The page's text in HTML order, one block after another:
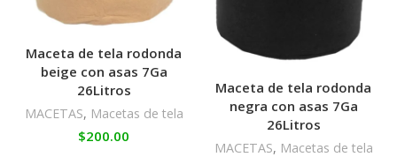
Maceta de tela rodonda
beige con asas 7Ga
26Litros
MACETAS, Macetas de tela
$200.00
Maceta de tela rodonda
negra con asas 7Ga
26Litros
MACETAS, Macetas de tela